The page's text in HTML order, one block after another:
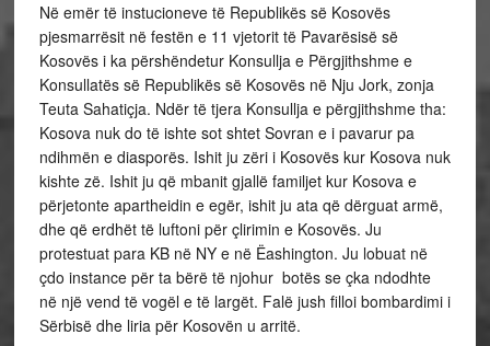
Në emër të instucioneve të Republikës së Kosovës
pjesmarrësit në festën e 11 vjetorit të Pavarësisë së
Kosovës i ka përshëndetur Konsullja e Përgjithshme e
Konsullatës së Republikës së Kosovës në Nju Jork, zonja
Teuta Sahatiçja. Ndër të tjera Konsullja e përgjithshme tha:
Kosova nuk do të ishte sot shtet Sovran e i pavarur pa
ndihmën e diasporës. Ishit ju zëri i Kosovës kur Kosova nuk
kishte zë. Ishit ju që mbanit gjallë familjet kur Kosova e
përjetonte apartheidin e egër, ishit ju ata që dërguat armë,
dhe që erdhët të luftoni për çlirimin e Kosovës. Ju
protestuat para KB në NY e në Ëashington. Ju lobuat në
çdo instance për ta bërë të njohur botës se çka ndodhte
në një vend të vogël e të largët. Falë jush filloi bombardimi i
Sërbisë dhe liria për Kosovën u arritë.